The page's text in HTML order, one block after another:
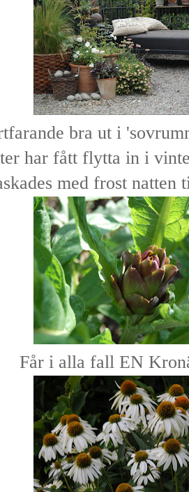
bra ut i
har fått flytta in i
med frost
Får i alla fall EN